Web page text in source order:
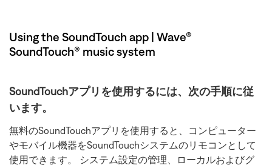
Using the SoundTouch app | Wave®
SoundTouch® music system
SoundTouchアプリを使用するには、次の手順に従
います。
無料のSoundTouchアプリを使用すると、コンピューター
やモバイル機器をSoundTouchシステムのリモコンとして
使用できます。 システム設定の管理、ローカルおよびグ